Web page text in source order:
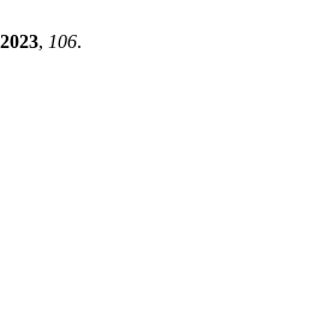
2023, 106.